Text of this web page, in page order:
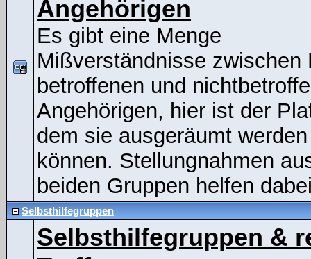
Angehörigen
Es gibt eine Menge
Mißverständnisse zwischen
betroffenen und
Angehörigen, hier ist der
dem sie ausgeräumt werden
können. Stellungnahmen
beiden Gruppen helfen
Selbsthilfegruppen
Selbsthilfegruppen &